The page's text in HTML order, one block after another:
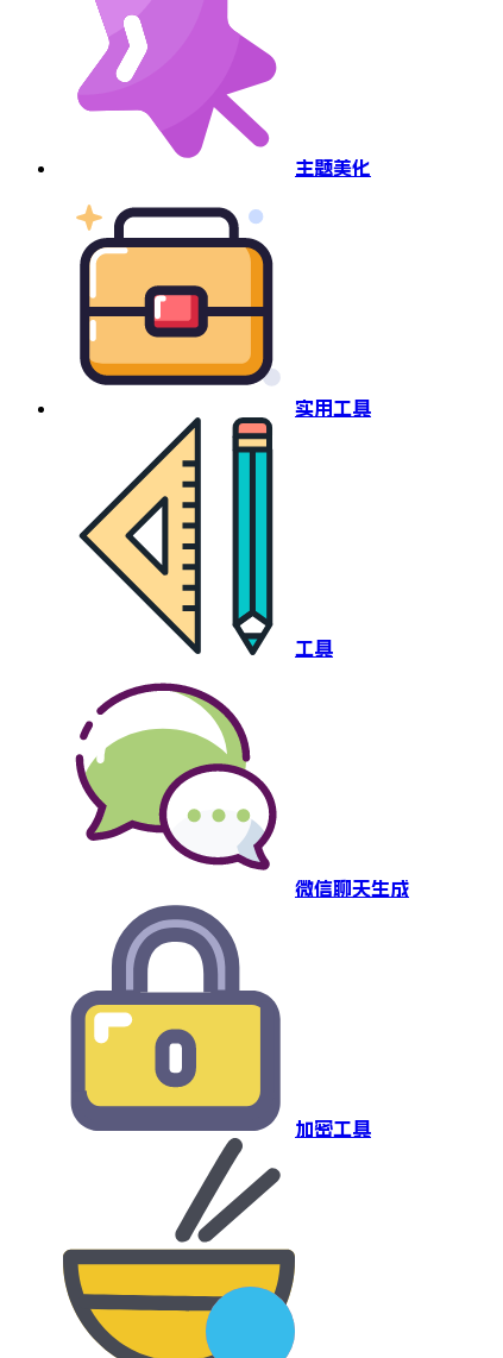
主题美化
实用工具
工具
微信聊天生成
加密工具